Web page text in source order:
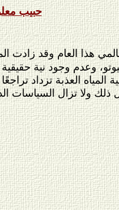
حبيب
هذا العام وقد
وعدم وجود نية
المياه العذبة تزداد
ذلك ولا تزال السياسات